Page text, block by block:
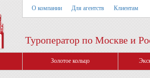
О компании Для агентств Клиентам
Туроператор по Москве и
Золотое кольцо